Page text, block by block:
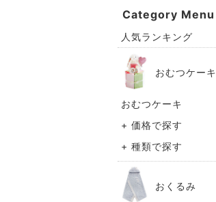
Category Menu
人気ランキング
おむつケーキ
おむつケーキ
+ 価格で探す
+ 種類で探す
おくるみ